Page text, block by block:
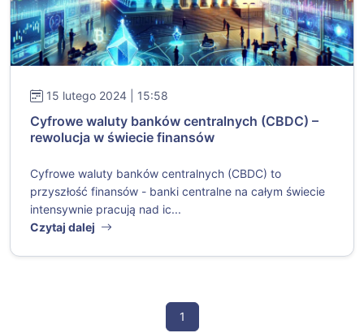
15 lutego 2024 | 15:58
Cyfrowe waluty banków centralnych (CBDC) –
rewolucja w świecie finansów
Cyfrowe waluty banków centralnych (CBDC) to
przyszłość finansów - banki centralne na całym świecie
intensywnie pracują nad ic...
Czytaj dalej
1